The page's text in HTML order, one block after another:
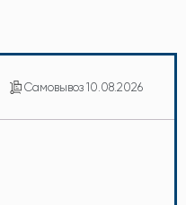
Самовывоз 10.08.2026